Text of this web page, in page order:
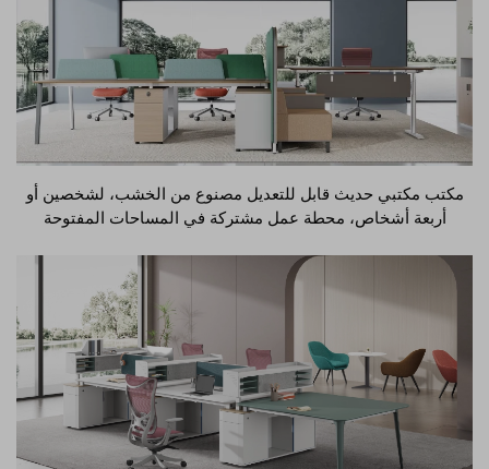
مكتب مكتبي حديث قابل للتعديل مصنوع من الخشب، لشخصين أو
أربعة أشخاص، محطة عمل مشتركة في المساحات المفتوحة